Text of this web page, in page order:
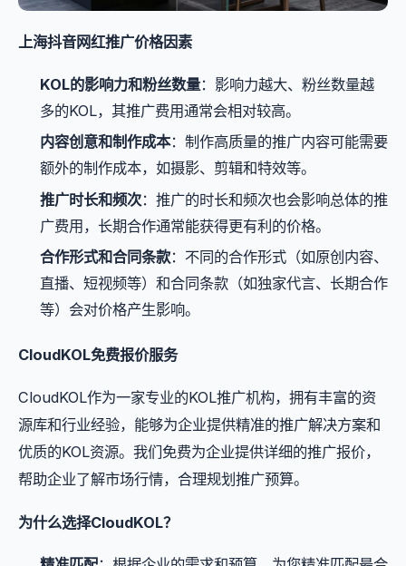
上海抖音网红推广价格因素
KOL的影响力和粉丝数量：影响力越大、粉丝数量越
多的KOL，其推广费用通常会相对较高。
内容创意和制作成本：制作高质量的推广内容可能需要
额外的制作成本，如摄影、剪辑和特效等。
推广时长和频次：推广的时长和频次也会影响总体的推
广费用，长期合作通常能获得更有利的价格。
合作形式和合同条款：不同的合作形式（如原创内容、
直播、短视频等）和合同条款（如独家代言、长期合作
等）会对价格产生影响。
CloudKOL免费报价服务
CloudKOL作为一家专业的KOL推广机构，拥有丰富的资
源库和行业经验，能够为企业提供精准的推广解决方案和
优质的KOL资源。我们免费为企业提供详细的推广报价，
帮助企业了解市场行情，合理规划推广预算。
为什么选择CloudKOL？